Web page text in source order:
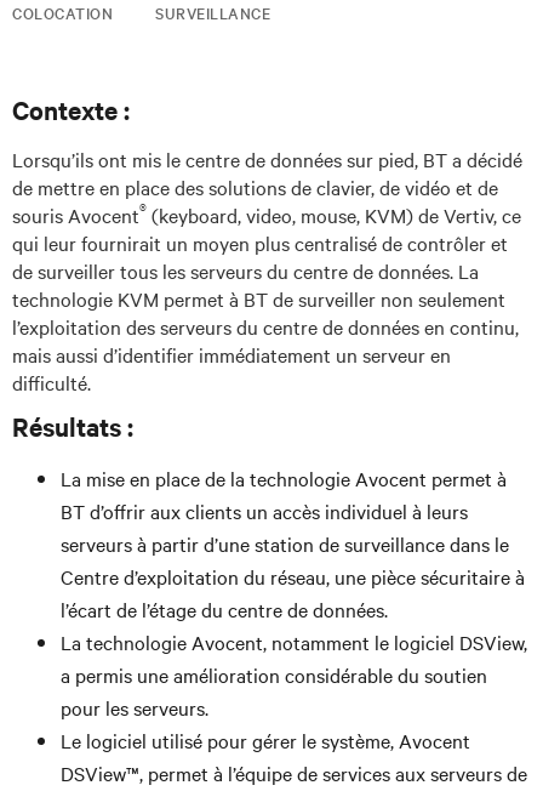
COLOCATION SURVEILLANCE
Contexte :
Lorsqu’ils ont mis le centre de données sur pied, BT a décidé
de mettre en place des solutions de clavier, de vidéo et de
souris Avocent® (keyboard, video, mouse, KVM) de Vertiv, ce
qui leur fournirait un moyen plus centralisé de contrôler et
de surveiller tous les serveurs du centre de données. La
technologie KVM permet à BT de surveiller non seulement
l’exploitation des serveurs du centre de données en continu,
mais aussi d’identifier immédiatement un serveur en
difficulté.
Résultats :
La mise en place de la technologie Avocent permet à
BT d’offrir aux clients un accès individuel à leurs
serveurs à partir d’une station de surveillance dans le
Centre d’exploitation du réseau, une pièce sécuritaire à
l’écart de l’étage du centre de données.
La technologie Avocent, notamment le logiciel DSView,
a permis une amélioration considérable du soutien
pour les serveurs.
Le logiciel utilisé pour gérer le système, Avocent
DSView™, permet à l’équipe de services aux serveurs de